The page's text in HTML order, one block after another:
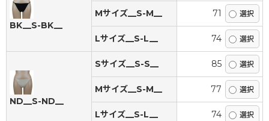
BK__S-BK__
Mサイズ__S-M__ 71
Lサイズ__S-L__ 74
ND__S-ND__
Sサイズ__S-S__ 85
Mサイズ__S-M__ 77
Lサイズ__S-L__ 74